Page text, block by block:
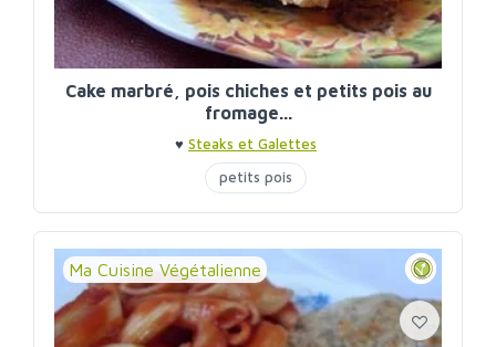
Cake marbré, pois chiches et petits pois au
fromage...
♥ Steaks et Galettes
petits pois
Ma Cuisine Végétalienne